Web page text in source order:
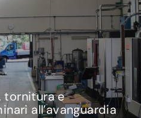
tornitura e
all’avanguardia